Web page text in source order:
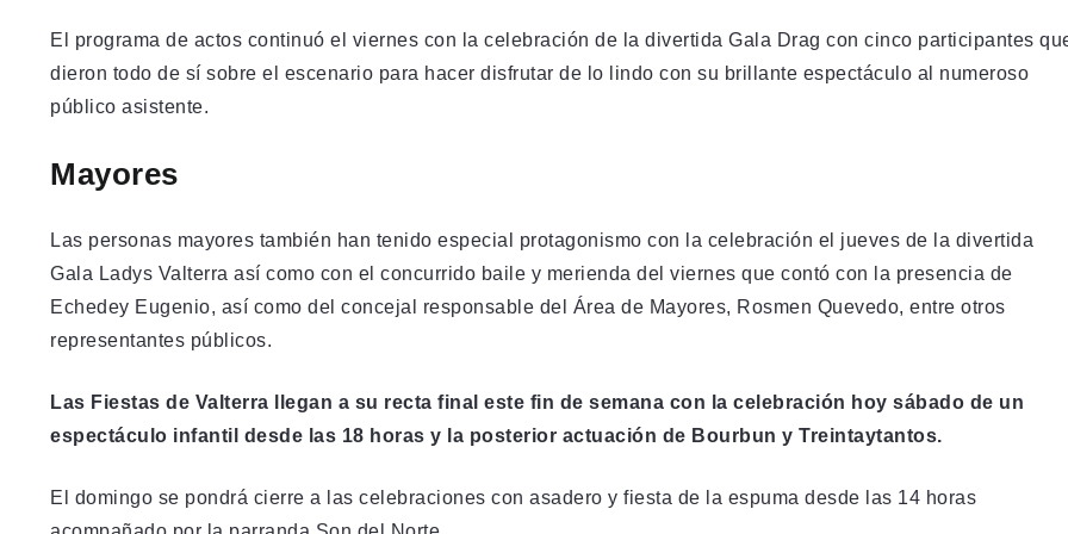
El programa de actos continuó el viernes con la celebración de la divertida Gala Drag con cinco participantes
dieron todo de sí sobre el escenario para hacer disfrutar de lo lindo con su brillante espectáculo al numeroso
público asistente.
Mayores
Las personas mayores también han tenido especial protagonismo con la celebración el jueves de la divertida
Gala Ladys Valterra así como con el concurrido baile y merienda del viernes que contó con la presencia de
Echedey Eugenio, así como del concejal responsable del Área de Mayores, Rosmen Quevedo, entre otros
representantes públicos.
Las Fiestas de Valterra llegan a su recta final este fin de semana con la celebración hoy sábado de un
espectáculo infantil desde las 18 horas y la posterior actuación de Bourbun y Treintaytantos.
El domingo se pondrá cierre a las celebraciones con asadero y fiesta de la espuma desde las 14 horas